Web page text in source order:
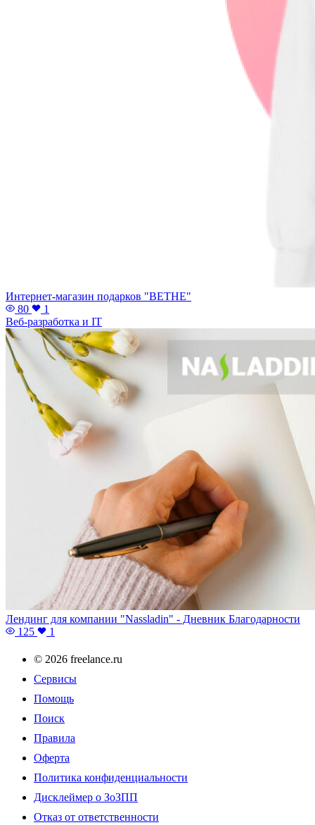
Интернет-магазин подарков "BETHE"
80
1
Веб-разработка и IT
Лендинг для компании "Nassladin" - Дневник Благодарности
125
1
© 2026 freelance.ru
Сервисы
Помощь
Поиск
Правила
Оферта
Политика конфиденциальности
Дисклеймер о ЗоЗПП
Отказ от ответственности